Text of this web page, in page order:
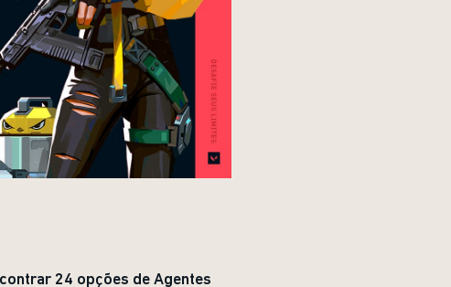
24 opções de Agentes